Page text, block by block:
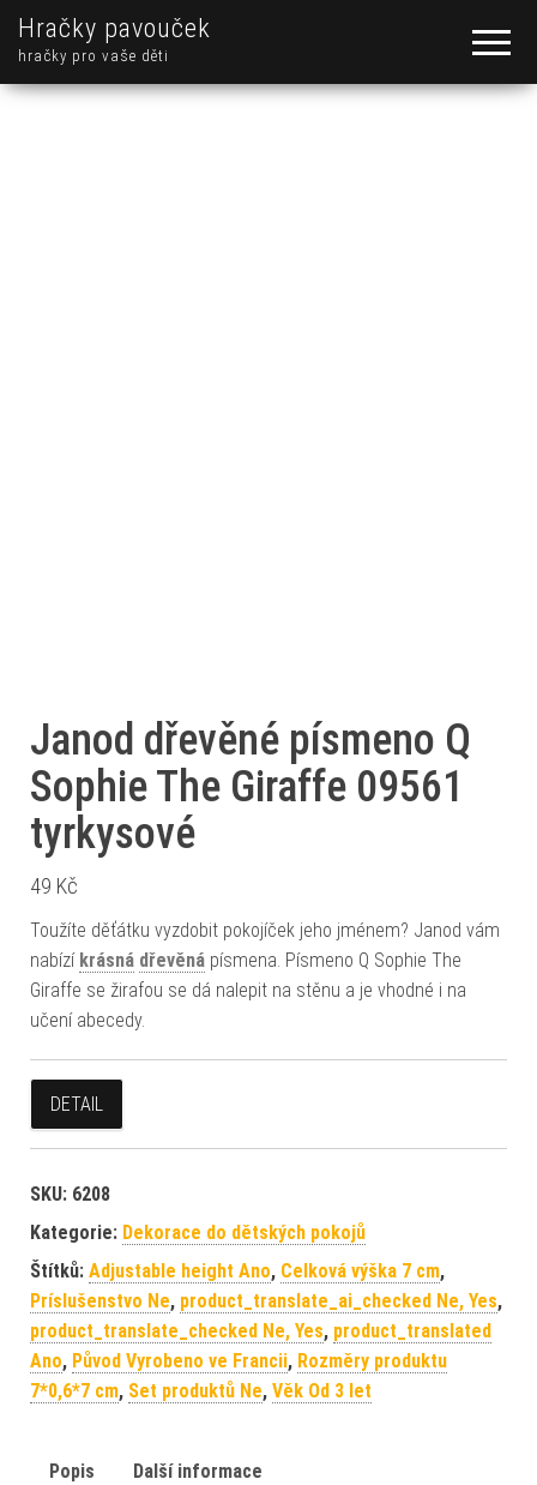
Hračky pavouček
hračky pro vaše děti
Janod dřevěné písmeno Q
Sophie The Giraffe 09561
tyrkysové
49 Kč
Toužíte děťátku vyzdobit pokojíček jeho jménem? Janod vám
nabízí krásná dřevěná písmena. Písmeno Q Sophie The
Giraffe se žirafou se dá nalepit na stěnu a je vhodné i na
učení abecedy.
DETAIL
SKU: 6208
Kategorie: Dekorace do dětských pokojů
Štítků: Adjustable height Ano, Celková výška 7 cm,
Príslušenstvo Ne, product_translate_ai_checked Ne, Yes,
product_translate_checked Ne, Yes, product_translated
Ano, Původ Vyrobeno ve Francii, Rozměry produktu
7*0,6*7 cm, Set produktů Ne, Věk Od 3 let
Popis Další informace